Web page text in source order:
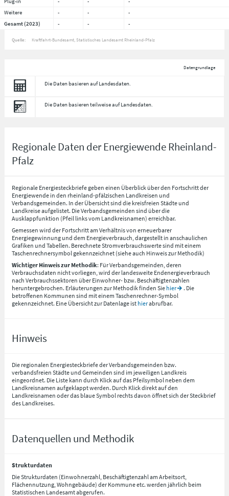
Weitere
- -
-
Gesamt (2023)
- - -
Quelle: Kraftfahrt-Bundesamt, Statistisches Landesamt Rheinland-Pfalz
Datengrundlage
Die Daten basieren auf Landesdaten.
Die Daten basieren teilweise auf Landesdaten.
Regionale Daten der Energiewende Rheinland-
Pfalz
Regionale Energiesteckbriefe geben einen Überblick über den Fortschritt der
Energiewende in den rheinland-pfälzischen Landkreisen und
Verbandsgemeinden. In der Übersicht sind die kreisfreien Städte und
Landkreise aufgelistet. Die Verbandsgemeinden sind über die
Ausklappfunktion (Pfeil links vom Landkreisnamen) erreichbar.
Gemessen wird der Fortschritt am Verhältnis von erneuerbarer
Energiegewinnung und dem Energieverbrauch, dargestellt in anschaulichen
Grafiken und Tabellen. Berechnete Stromverbrauchswerte sind mit einem
Taschenrechnersymbol gekennzeichnet (siehe auch Hinweis zur Methodik)
Wichtiger Hinweis zur Methodik: Für Verbandsgemeinden, deren
Verbrauchsdaten nicht vorliegen, wird der landesweite Endenergieverbrauch
nach Verbrauchssektoren über Einwohner- bzw. Beschäftigtenzahlen
heruntergebrochen. Erläuterungen zur Methodik finden Sie hier
. Die
betroffenen Kommunen sind mit einem Taschenrechner-Symbol
gekennzeichnet. Eine Übersicht zur Datenlage ist hierabrufbar.
Hinweis
Die regionalen Energiesteckbriefe der Verbandsgemeinden bzw.
verbandsfreien Städte und Gemeinden sind im jeweiligen Landkreis
eingeordnet. Die Liste kann durch Klick auf das Pfeilsymbol neben dem
Landkreisnamen aufgeklappt werden. Durch Klick direkt auf den
Landkreisnamen oder das blaue Symbol rechts davon öffnet sich der Steckbrief
des Landkreises.
Datenquellen und Methodik
Strukturdaten
Die Strukturdaten (Einwohnerzahl, Beschäftigtenzahl am Arbeitsort,
Flächennutzung, Wohngebäude) der Kommune etc. werden jährlich beim
Statistischen Landesamt abgerufen.